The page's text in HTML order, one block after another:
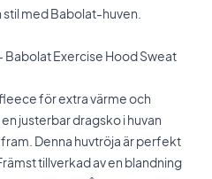
med Babolat-huven.
Babolat Exercise Hood Sweat
för extra värme och
justerbar dragsko i huvan
Denna huvtröja är perfekt
tillverkad av en blandning